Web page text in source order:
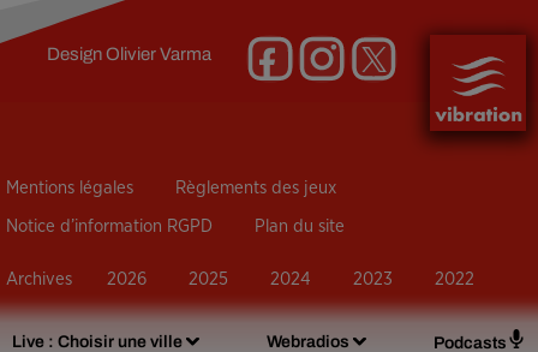
Live : Choisir une ville Webradios Podcasts
DesignOlivier Varma
Mentions légales Règlements des jeux
Notice d’information RGPD Plan du site
Archives 2026 2025 2024 2023 2022